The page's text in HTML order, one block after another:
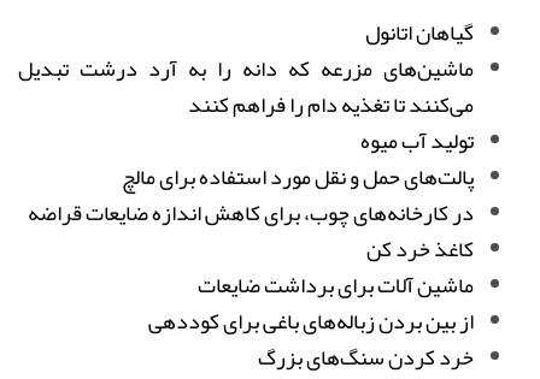
گیاهان اتانول
ماشین‌های مزرعه که دانه را به آرد درشت تبدیل
می‌کنند تا تغذیه دام را فراهم کنند
تولید آب میوه
پالت‌های حمل و نقل مورد استفاده برای مالچ
در کارخانه‌های چوب، برای کاهش اندازه ضایعات قراضه
کاغذ خرد کن
ماشین آلات برای برداشت ضایعات
از بین بردن زباله‌های باغی برای کوددهی
خرد کردن سنگ‌های بزرگ